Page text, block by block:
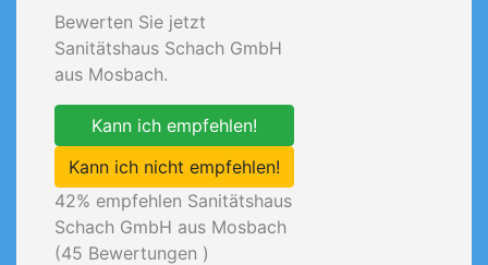
Bewerten Sie jetzt
Sanitätshaus Schach GmbH
aus Mosbach.
Kann ich empfehlen!
Kann ich nicht empfehlen!
42% empfehlen Sanitätshaus
Schach GmbH aus Mosbach
(45 Bewertungen )